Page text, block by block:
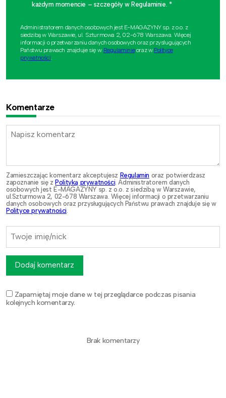
każdym momencie – szczegóły w Regulaminie. *
Administratorem danych osobowych jest E-MAGAZYNY sp. z o.o. z
siedzibą w Warszawie, ul. Szturmowa 2, 02-678 Warszawa. Więcej
informacji o przetwarzaniu danych osobowych oraz przysługujących
Państwu prawach znajduje się w Regulaminieoraz w Polityce
prywatności.
Komentarze
Zamieszczając komentarz akceptujesz Regulamin oraz potwierdzasz
zapoznanie się z Polityką prywatności. Administratorem danych
osobowych jest E-MAGAZYNY sp. z o.o. z siedzibą w Warszawie,
ul.Szturmowa 2, 02-678 Warszawa. Więcej informacji o przetwarzaniu
danych osobowych oraz przysługujących Państwu prawach znajduje się w
Polityce prywatności.
Zapamiętaj moje dane w tej przeglądarce podczas pisania
kolejnych komentarzy.
Dodaj komentarz
Brak komentarzy